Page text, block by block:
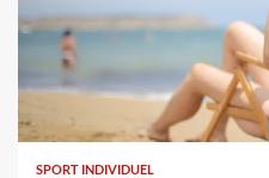
SPORT INDIVIDUEL